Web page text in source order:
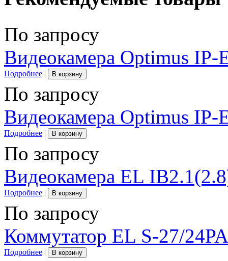
По запросу
Видеокамера Optimus
Подробнее | В корзину
По запросу
Видеокамера Optimus IP-
Подробнее | В корзину
По запросу
Видеокамера EL
Подробнее | В корзину
По запросу
Коммутатор EL S-27/
Подробнее | В корзину